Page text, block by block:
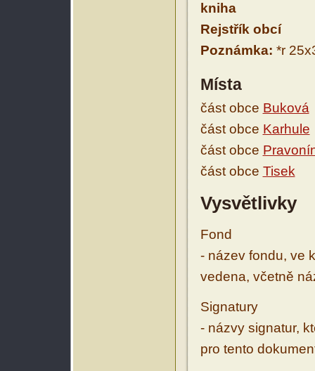
kniha
Rejstřík obcí
Poznámka: *r
Místa
část obce Buková
část obce Karhule
část obce
část obce Tisek
Vysvětlivky
Fond
- název fondu, ve
vedena, včetně
Signatury
- názvy signatur,
pro tento